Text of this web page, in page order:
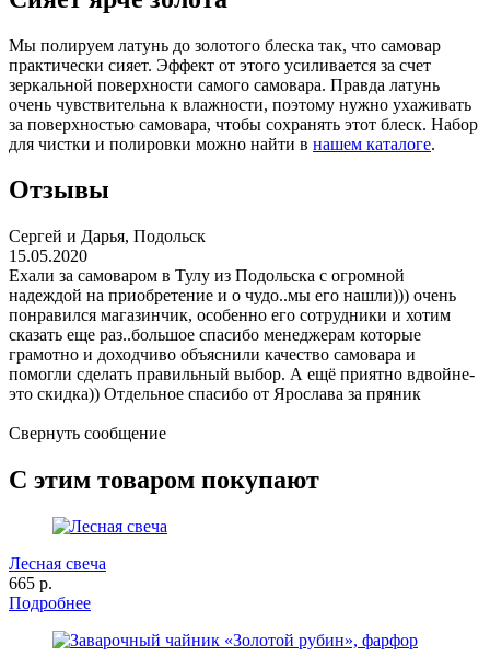
Мы полируем латунь до золотого блеска так, что самовар
практически сияет. Эффект от этого усиливается за счет
зеркальной поверхности самого самовара. Правда латунь
очень чувствительна к влажности, поэтому нужно ухаживать
за поверхностью самовара, чтобы сохранять этот блеск. Набор
для чистки и полировки можно найти в нашем каталоге.
Отзывы
Сергей и Дарья, Подольск
15.05.2020
Ехали за самоваром в Тулу из Подольска с огромной
надеждой на приобретение и о чудо..мы его нашли))) очень
понравился магазинчик, особенно его сотрудники и хотим
сказать еще раз..большое спасибо менеджерам которые
грамотно и доходчиво объяснили качество самовара и
помогли сделать правильный выбор. А ещё приятно вдвойне-
это скидка)) Отдельное спасибо от Ярослава за пряник
Свернуть сообщение
С этим товаром покупают
Лесная свеча
665 р.
Подробнее